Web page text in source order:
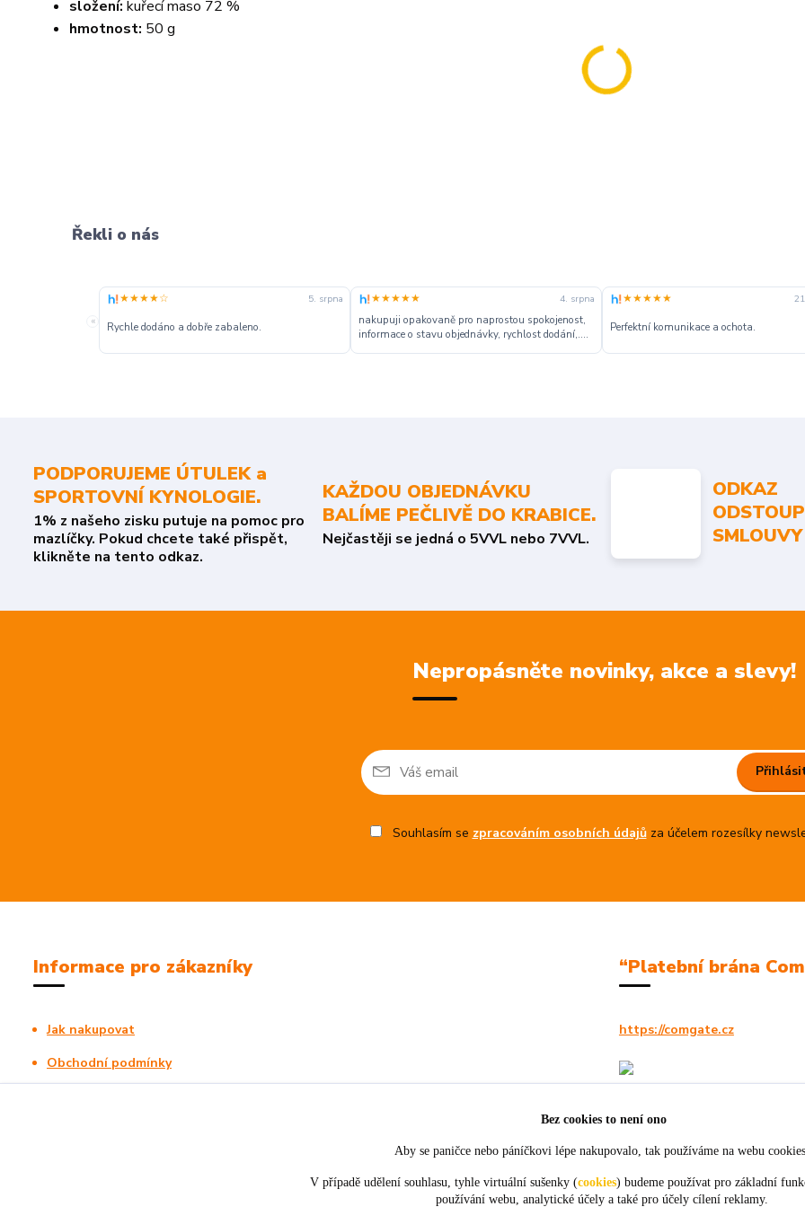
složení: kuřecí maso 72 %
hmotnost: 50 g
Řekli o nás
«
★★★★☆ 5. srpna
Rychle dodáno a dobře zabaleno.
★★★★★ 4. srpna
nakupuji opakovaně pro naprostou spokojenost,
informace o stavu objednávky, rychlost dodání,....
★★★★★
Perfektní komunikace a ochota.
PODPORUJEME ÚTULEK a
SPORTOVNÍ KYNOLOGIE.
1% z našeho zisku putuje na pomoc pro
mazlíčky. Pokud chcete také přispět,
klikněte na tento odkaz.
KAŽDOU OBJEDNÁVKU
BALÍME PEČLIVĚ DO KRABICE.
Nejčastěji se jedná o 5VVL nebo 7VVL.
ODKAZ
SMLOUVY
Nepropásněte novinky, akce a slevy!
Souhlasím se zpracováním osobních údajůza účelem rozesílky
Informace pro zákazníky
Jak nakupovat
Obchodní podmínky
“Platební brána
https://comgate.cz
Bez cookies to není ono
Aby se paničce nebo páníčkovi lépe nakupovalo, tak používáme na webu
V případě udělení souhlasu, tyhle virtuální sušenky (cookies) budeme používat pro základní
používání webu, analytické účely a také pro účely cílení reklamy.